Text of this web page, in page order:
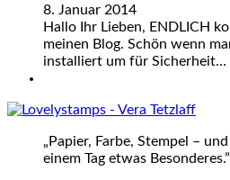
8. Januar 2014
Hallo Ihr Lieben, ENDLICH
meinen Blog. Schön wenn
installiert um für Sicherheit…
„Papier, Farbe, Stempel –
einem Tag etwas Besonderes.”